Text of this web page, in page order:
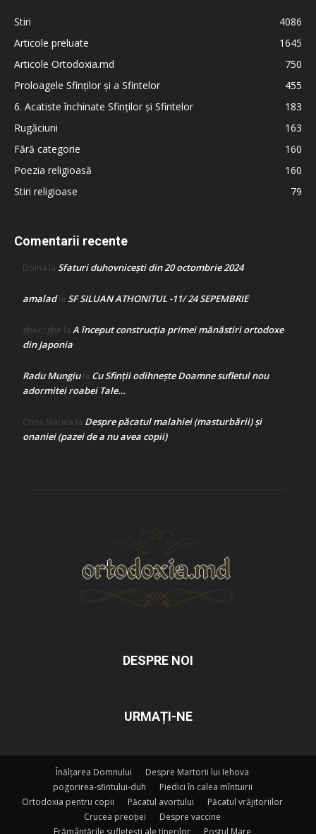
Stiri
4086
Articole preluate
1645
Articole Ortodoxia.md
750
Proloagele Sfinților și a Sfintelor
455
6. Acatiste închinate Sfinților și Sfintelor
183
Rugăciuni
163
Fără categorie
160
Poezia religioasă
160
Stiri religioase
79
Comentarii recente
Doina la Sfaturi duhovnicești din 20 octombrie 2024
amaladla SF SILUAN ATHONITUL -11/ 24 SEPEMBRIE
gheorghe la A început construcţia primei mănăstiri ortodoxe
din Japonia
Radu Mungiula Cu Sfinții odihnește Doamne sufletul nou
adormitei roabei Tale…
Crina Marina la Despre păcatul malahiei (masturbării) şi
onaniei (pazei de a nu avea copii)
DESPRE NOI
URMAȚI-NE
Înălțarea Domnului
Despre Martorii lui Iehova
pogorirea-sfintului-duh
Piedici în calea mîntuirii
Ortodoxia pentru copii
Păcatul avortului
Păcatul vrăjitoriilor
Crucea preoției
Despre vaccine